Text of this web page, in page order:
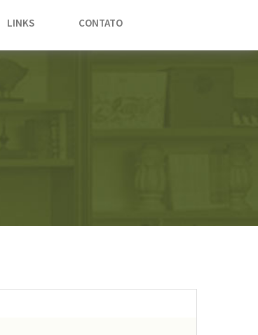
LINKS CONTATO